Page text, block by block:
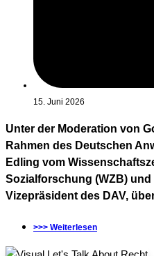
15. Juni 2026
Unter der Moderation von
Rahmen des Deutschen
Edling vom
Sozialforschung (WZB) und
Vizepräsident des DAV,
>>> Weiterlesen